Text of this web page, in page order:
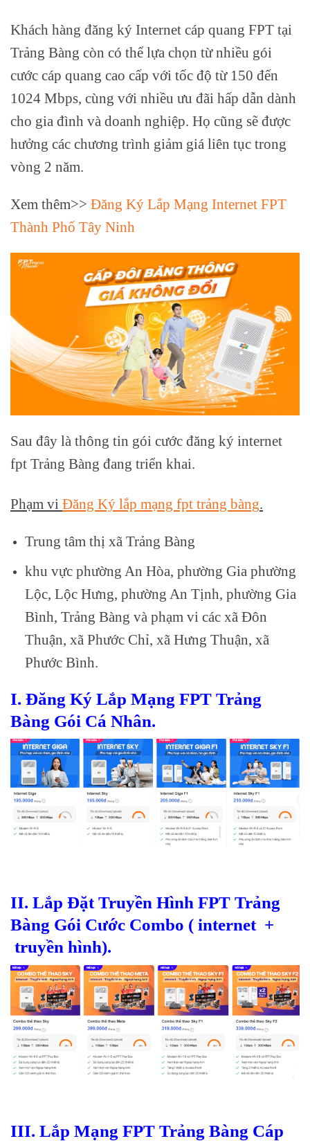
Khách hàng đăng ký Internet cáp quang FPT tại
Trảng Bàng còn có thể lựa chọn từ nhiều gói
cước cáp quang cao cấp với tốc độ từ 150 đến
1024 Mbps, cùng với nhiều ưu đãi hấp dẫn dành
cho gia đình và doanh nghiệp. Họ cũng sẽ được
hưởng các chương trình giảm giá liên tục trong
vòng 2 năm.
Xem thêm>> Đăng Ký Lắp Mạng Internet FPT
Thành Phố Tây Ninh
Sau đây là thông tin gói cước đăng ký internet
fpt Trảng Bàng đang triển khai.
Phạm vi Đăng Ký lắp mạng fpt trảng bàng.
Trung tâm thị xã Trảng Bàng
khu vực phường An Hòa, phường Gia phường
Lộc, Lộc Hưng, phường An Tịnh, phường Gia
Bình, Trảng Bàng và phạm vi các xã Đôn
Thuận, xã Phước Chỉ, xã Hưng Thuận, xã
Phước Bình.
I. Đăng Ký Lắp Mạng FPT Trảng
Bàng Gói Cá Nhân.
II. Lắp Đặt Truyền Hình FPT Trảng
Bàng Gói Cước Combo ( internet +
truyền hình).
III. Lắp Mạng FPT Trảng Bàng Cáp